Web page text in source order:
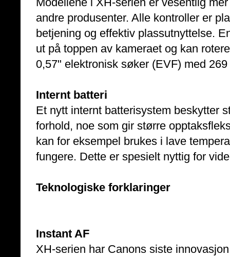
andre produsenter. Alle kontroller er
betjening og effektiv plassutnyttelse.
ut på toppen av kameraet og kan
0,57" elektronisk søker (EVF) med
Internt batteri
Et nytt internt batterisystem beskytter
forhold, noe som gir større
kan for eksempel brukes i lave
fungere. Dette er spesielt nyttig for
Teknologiske forklaringer
Instant AF
XH-serien har Canons siste